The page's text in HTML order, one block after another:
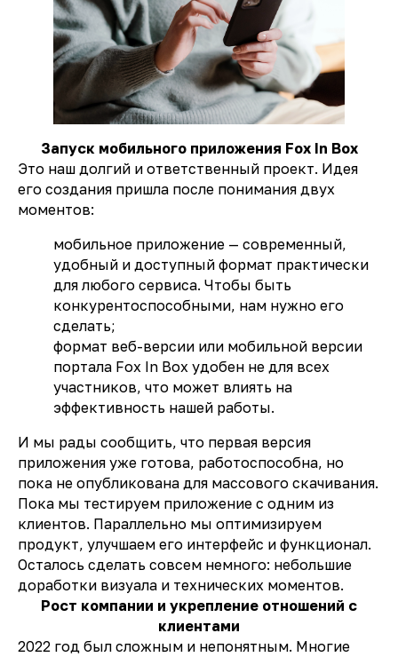
Запуск мобильного приложения Fox In Box
Это наш долгий и ответственный проект. Идея
его создания пришла после понимания двух
моментов:
мобильное приложение — современный,
удобный и доступный формат практически
для любого сервиса. Чтобы быть
конкурентоспособными, нам нужно его
сделать;
формат веб-версии или мобильной версии
портала Fox In Box удобен не для всех
участников, что может влиять на
эффективность нашей работы.
И мы рады сообщить, что первая версия
приложения уже готова, работоспособна, но
пока не опубликована для массового скачивания.
Пока мы тестируем приложение с одним из
клиентов. Параллельно мы оптимизируем
продукт, улучшаем его интерфейс и функционал.
Осталось сделать совсем немного: небольшие
доработки визуала и технических моментов.
Рост компании и укрепление отношений с
клиентами
2022 год был сложным и непонятным. Многие